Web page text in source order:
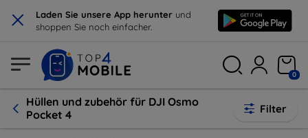
× Laden Sie unsere App herunter und
shoppen Sie noch einfacher.
0
Hüllen und zubehör für DJI Osmo
Pocket 4
Filter